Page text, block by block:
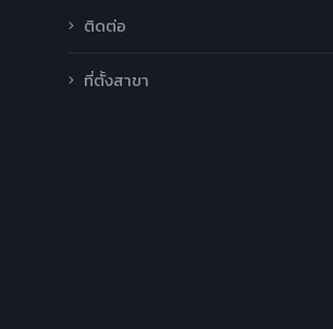
ติดต่อ
ที่ตั้งสาขา